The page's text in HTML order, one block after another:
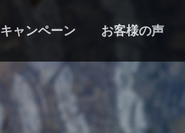
キャンペーン お客様の声